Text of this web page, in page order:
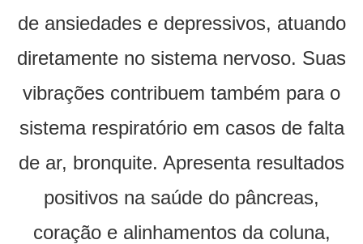
de ansiedades e depressivos, atuando
diretamente no sistema nervoso. Suas
vibrações contribuem também para o
sistema respiratório em casos de falta
de ar, bronquite. Apresenta resultados
positivos na saúde do pâncreas,
coração e alinhamentos da coluna,